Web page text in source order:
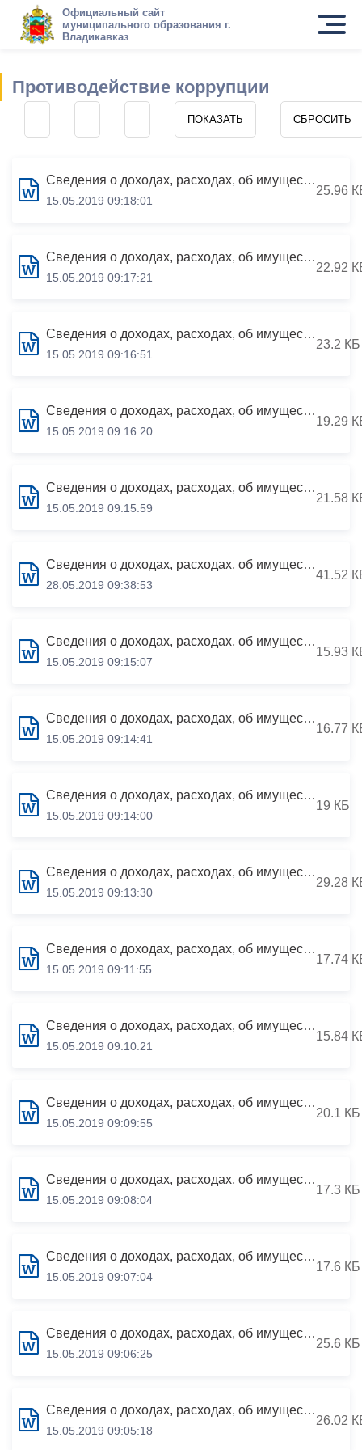
Официальный сайт
муниципального образования г.
Владикавказ
Противодействие коррупции
Сведения о доходах, расходах, об имуществе и обязательствах имущественного характера за период с 01.01.2018 по 31.12.2018
15.05.2019 09:18:01
25.96
Сведения о доходах, расходах, об имуществе и обязательствах имущественного характера за период с 01.01.2018 по 31.12.2018
15.05.2019 09:17:21
22.92
Сведения о доходах, расходах, об имуществе и обязательствах имущественного характера за период с 01.01.2018 по 31.12.2018
15.05.2019 09:16:51
23.2 КБ
Сведения о доходах, расходах, об имуществе и обязательствах имущественного характера за период с 01.01.2018 по 31.12.2018
15.05.2019 09:16:20
19.29
Сведения о доходах, расходах, об имуществе и обязательствах имущественного характера за период с 01.01.2018 по 31.12.2018
15.05.2019 09:15:59
21.58
Сведения о доходах, расходах, об имуществе и обязательствах имущественного характера за период с 01.01.2018 по 31.12.2018
28.05.2019 09:38:53
41.52
Сведения о доходах, расходах, об имуществе и обязательствах имущественного характера за период с 01.01.2018 по 31.12.2018
15.05.2019 09:15:07
15.93
Сведения о доходах, расходах, об имуществе и обязательствах имущественного характера за период с 01.01.2018 по 31.12.2018
15.05.2019 09:14:41
16.77
Сведения о доходах, расходах, об имуществе и обязательствах имущественного характера за период с 01.01.2018 по 31.12.2018
15.05.2019 09:14:00
19 КБ
Сведения о доходах, расходах, об имуществе и обязательствах имущественного характера за период с 01.01.2018 по 31.12.2018
15.05.2019 09:13:30
29.28
Сведения о доходах, расходах, об имуществе и обязательствах имущественного характера за период с 01.01.2018 по 31.12.2018
15.05.2019 09:11:55
17.74
Сведения о доходах, расходах, об имуществе и обязательствах имущественного характера за период с 01.01.2018 по 31.12.2018
15.05.2019 09:10:21
15.84
Сведения о доходах, расходах, об имуществе и обязательствах имущественного характера за период с 01.01.2018 по 31.12.2018
15.05.2019 09:09:55
20.1 КБ
Сведения о доходах, расходах, об имуществе и обязательствах имущественного характера за период с 01.01.2018 по 31.12.2018
15.05.2019 09:08:04
17.3 КБ
Сведения о доходах, расходах, об имуществе и обязательствах имущественного характера за период с 01.01.2018 по 31.12.2018
15.05.2019 09:07:04
17.6 КБ
Сведения о доходах, расходах, об имуществе и обязательствах имущественного характера за период с 01.01.2018 по 31.12.2018 руководителей муниципальных учреждений АМС г.Владикавказа
15.05.2019 09:06:25
25.6 КБ
Сведения о доходах, расходах, об имуществе и обязательствах имущественного характера за период с 01.01.2018 по 31.12.2018
15.05.2019 09:05:18
26.02